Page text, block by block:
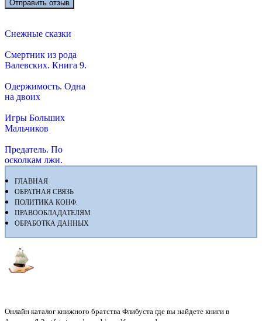
Снежные сказки
Смертник из рода
Валевских. Книга 9.
Одержимость. Одна
на двоих
Игры Больших
Мальчиков
Предатель. По
осколкам лжи.
ГЛАВНАЯ
ОБРАТНАЯ СВЯЗЬ
ПОЛИТИКА КОНФ.
ПРАВООБЛАДАТЕЛЯМ
ОБРАБОТКА ДАННЫХ
Онлайн каталог книжного братства Флибуста где вы найдете книги в